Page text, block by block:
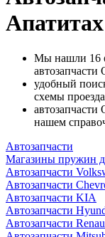
Апатитах
Мы нашли 16
автозапчасти
удобный
схемы
нашем
Автозапчасти
Магазины пружин
Автозапчасти
Автозапчасти
Автозапчасти KIA
Автозапчасти
Автозапчасти